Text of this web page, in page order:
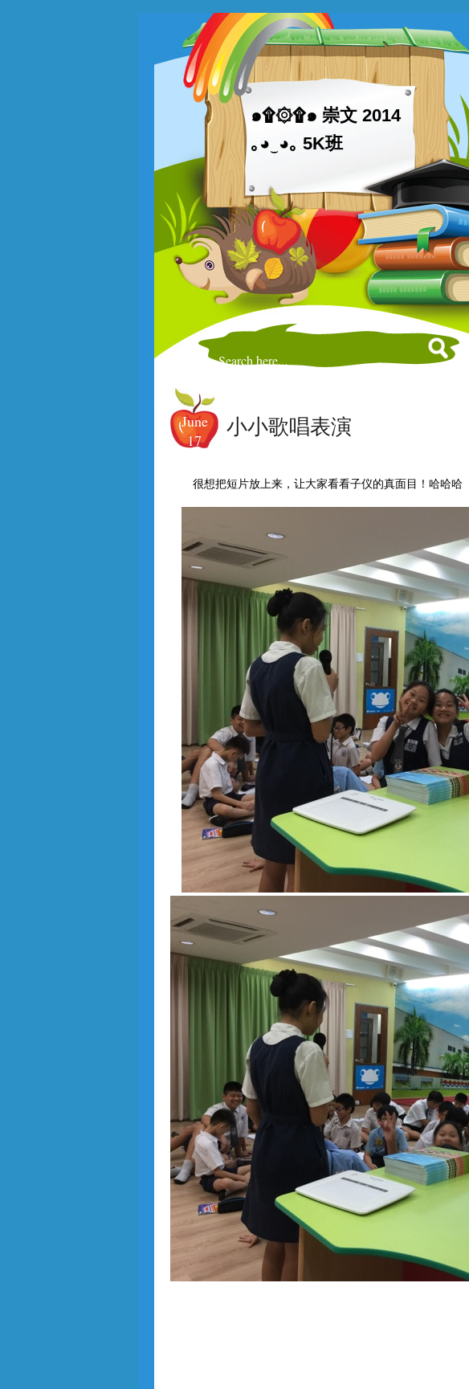
๑۩۞۩๑ 崇文 2014
｡◕‿◕｡ 5K班
June
17
小小歌唱表演
很想把短片放上来，让大家看看子仪的真面目！哈哈哈